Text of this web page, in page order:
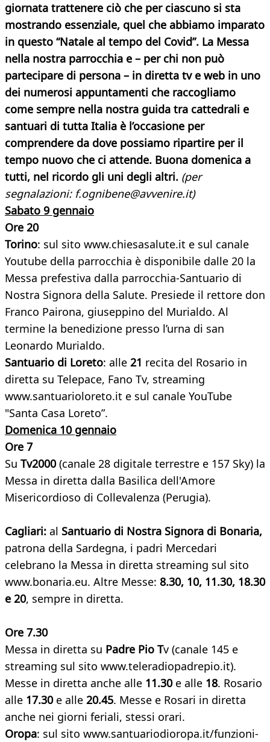
giornata trattenere ciò che per ciascuno si sta
mostrando essenziale, quel che abbiamo imparato
in questo “Natale al tempo del Covid”. La Messa
nella nostra parrocchia e – per chi non può
partecipare di persona – in diretta tv e web in uno
dei numerosi appuntamenti che raccogliamo
come sempre nella nostra guida tra cattedrali e
santuari di tutta Italia è l’occasione per
comprendere da dove possiamo ripartire per il
tempo nuovo che ci attende. Buona domenica a
tutti, nel ricordo gli uni degli altri. (per
segnalazioni: f.ognibene@avvenire.it)
Sabato 9 gennaio
Ore 20
Torino: sul sito www.chiesasalute.it e sul canale
Youtube della parrocchia è disponibile dalle 20 la
Messa prefestiva dalla parrocchia-Santuario di
Nostra Signora della Salute. Presiede il rettore don
Franco Pairona, giuseppino del Murialdo. Al
termine la benedizione presso l’urna di san
Leonardo Murialdo.
Santuario di Loreto: alle 21 recita del Rosario in
diretta su Telepace, Fano Tv, streaming
www.santuarioloreto.it e sul canale YouTube
"Santa Casa Loreto”.
Domenica 10 gennaio
Ore 7
Su Tv2000(canale 28 digitale terrestre e 157 Sky) la
Messa in diretta dalla Basilica dell'Amore
Misericordioso di Collevalenza (Perugia).
Cagliari: al Santuario di Nostra Signora di Bonaria,
patrona della Sardegna, i padri Mercedari
celebrano la Messa in diretta streaming sul sito
www.bonaria.eu. Altre Messe: 8.30, 10, 11.30, 18.30
e 20, sempre in diretta.
Ore 7.30
Messa in diretta su Padre Pio Tv (canale 145 e
streaming sul sito www.teleradiopadrepio.it).
Messe in diretta anche alle 11.30 e alle 18. Rosario
alle 17.30 e alle 20.45. Messe e Rosari in diretta
anche nei giorni feriali, stessi orari.
Oropa: sul sito www.santuariodioropa.it/funzioni-